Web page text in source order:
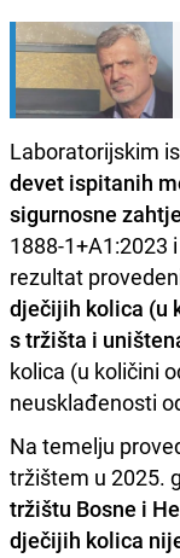
Laboratorijskim
devet ispitanih
sigurnosne
1888-1+A1:2023
rezultat
dječijih kolica (u
s tržišta i
kolica (u količini
neusklađenosti
Na temelju
tržištem u 2025.
tržištu Bosne i
dječijih kolica